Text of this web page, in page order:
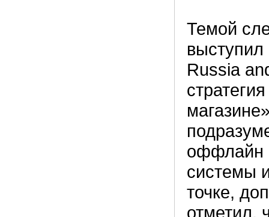
Темой
Russia
оффлайн
системы
точке,
отметил,